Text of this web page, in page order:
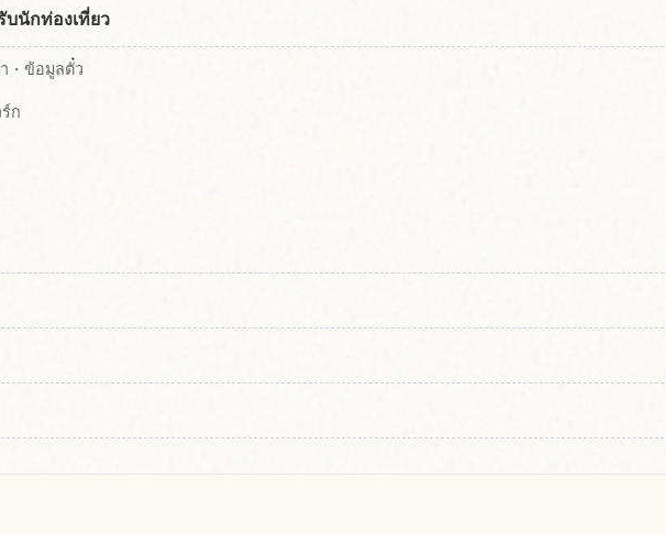
นักท่องเที่ยว
・ข้อมูลตั๋ว
ก